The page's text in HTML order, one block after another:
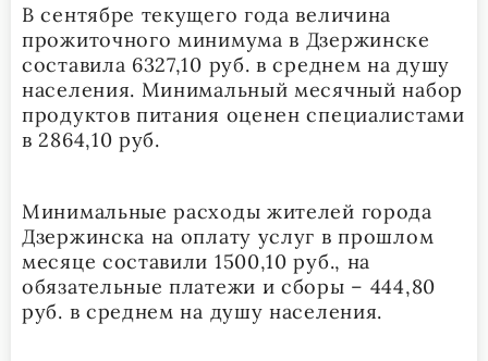
В сентябре текущего года величина
прожиточного минимума в Дзержинске
составила 6327,10 руб. в среднем на душу
населения. Минимальный месячный набор
продуктов питания оценен специалистами
в 2864,10 руб.
Минимальные расходы жителей города
Дзержинска на оплату услуг в прошлом
месяце составили 1500,10 руб., на
обязательные платежи и сборы – 444,80
руб. в среднем на душу населения.